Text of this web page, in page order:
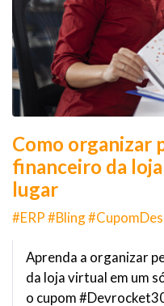
Como organizar
financeiro da
lugar
#ERP #Bling
Aprenda a organizar
da loja virtual em um
o cupom